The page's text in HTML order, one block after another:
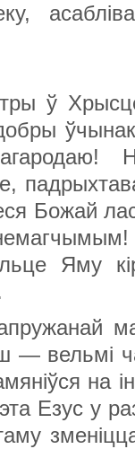
ў
Божай
Яму
— вельмі
Езус у